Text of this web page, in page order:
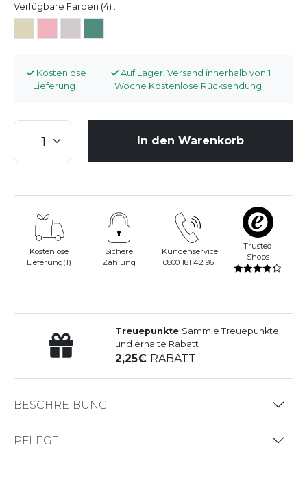
Verfügbare Farben (4) :
Kostenlose
Lieferung
Auf Lager, Versand innerhalb von 1
Woche Kostenlose Rücksendung
In den Warenkorb
Kostenlose
Lieferung(1)
Sichere
Zahlung
Kundenservice
0800 181 42 96
Trusted
Shops
Treuepunkte Sammle Treuepunkte
und erhalte Rabatt
2,25 RABATT
BESCHREIBUNG
PFLEGE